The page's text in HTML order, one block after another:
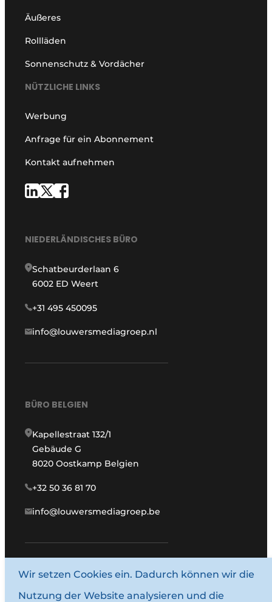
Äußeres
Rollläden
Sonnenschutz & Vordächer
NÜTZLICHE LINKS
Werbung
Anfrage für ein Abonnement
Kontakt aufnehmen
NIEDERLÄNDISCHES BÜRO
Schatbeurderlaan 6
6002 ED Weert
+31 495 450095
info@louwersmediagroep.nl
BÜRO BELGIEN
Kapellestraat 132/1
Gebäude G
8020 Oostkamp Belgien
+32 50 36 81 70
info@louwersmediagroep.be
www.louwersmediagroep.com
© 1987–2026 Louwersmediagroep.
Wir setzen Cookies ein. Dadurch können wir die
Nutzung der Website analysieren und die